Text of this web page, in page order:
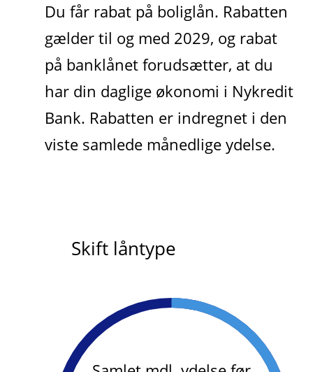
Du får rabat på boliglån. Rabatten
gælder til og med 2029, og rabat
på banklånet forudsætter, at du
har din daglige økonomi i Nykredit
Bank. Rabatten er indregnet i den
viste samlede månedlige ydelse.
Skift låntype